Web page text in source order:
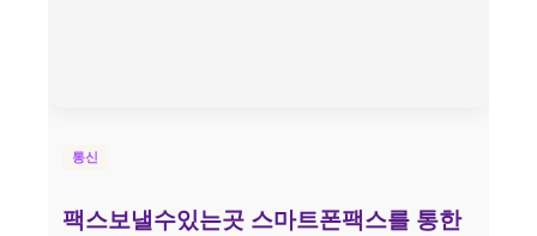
통신
팩스보낼수있는곳 스마트폰팩스를 통한